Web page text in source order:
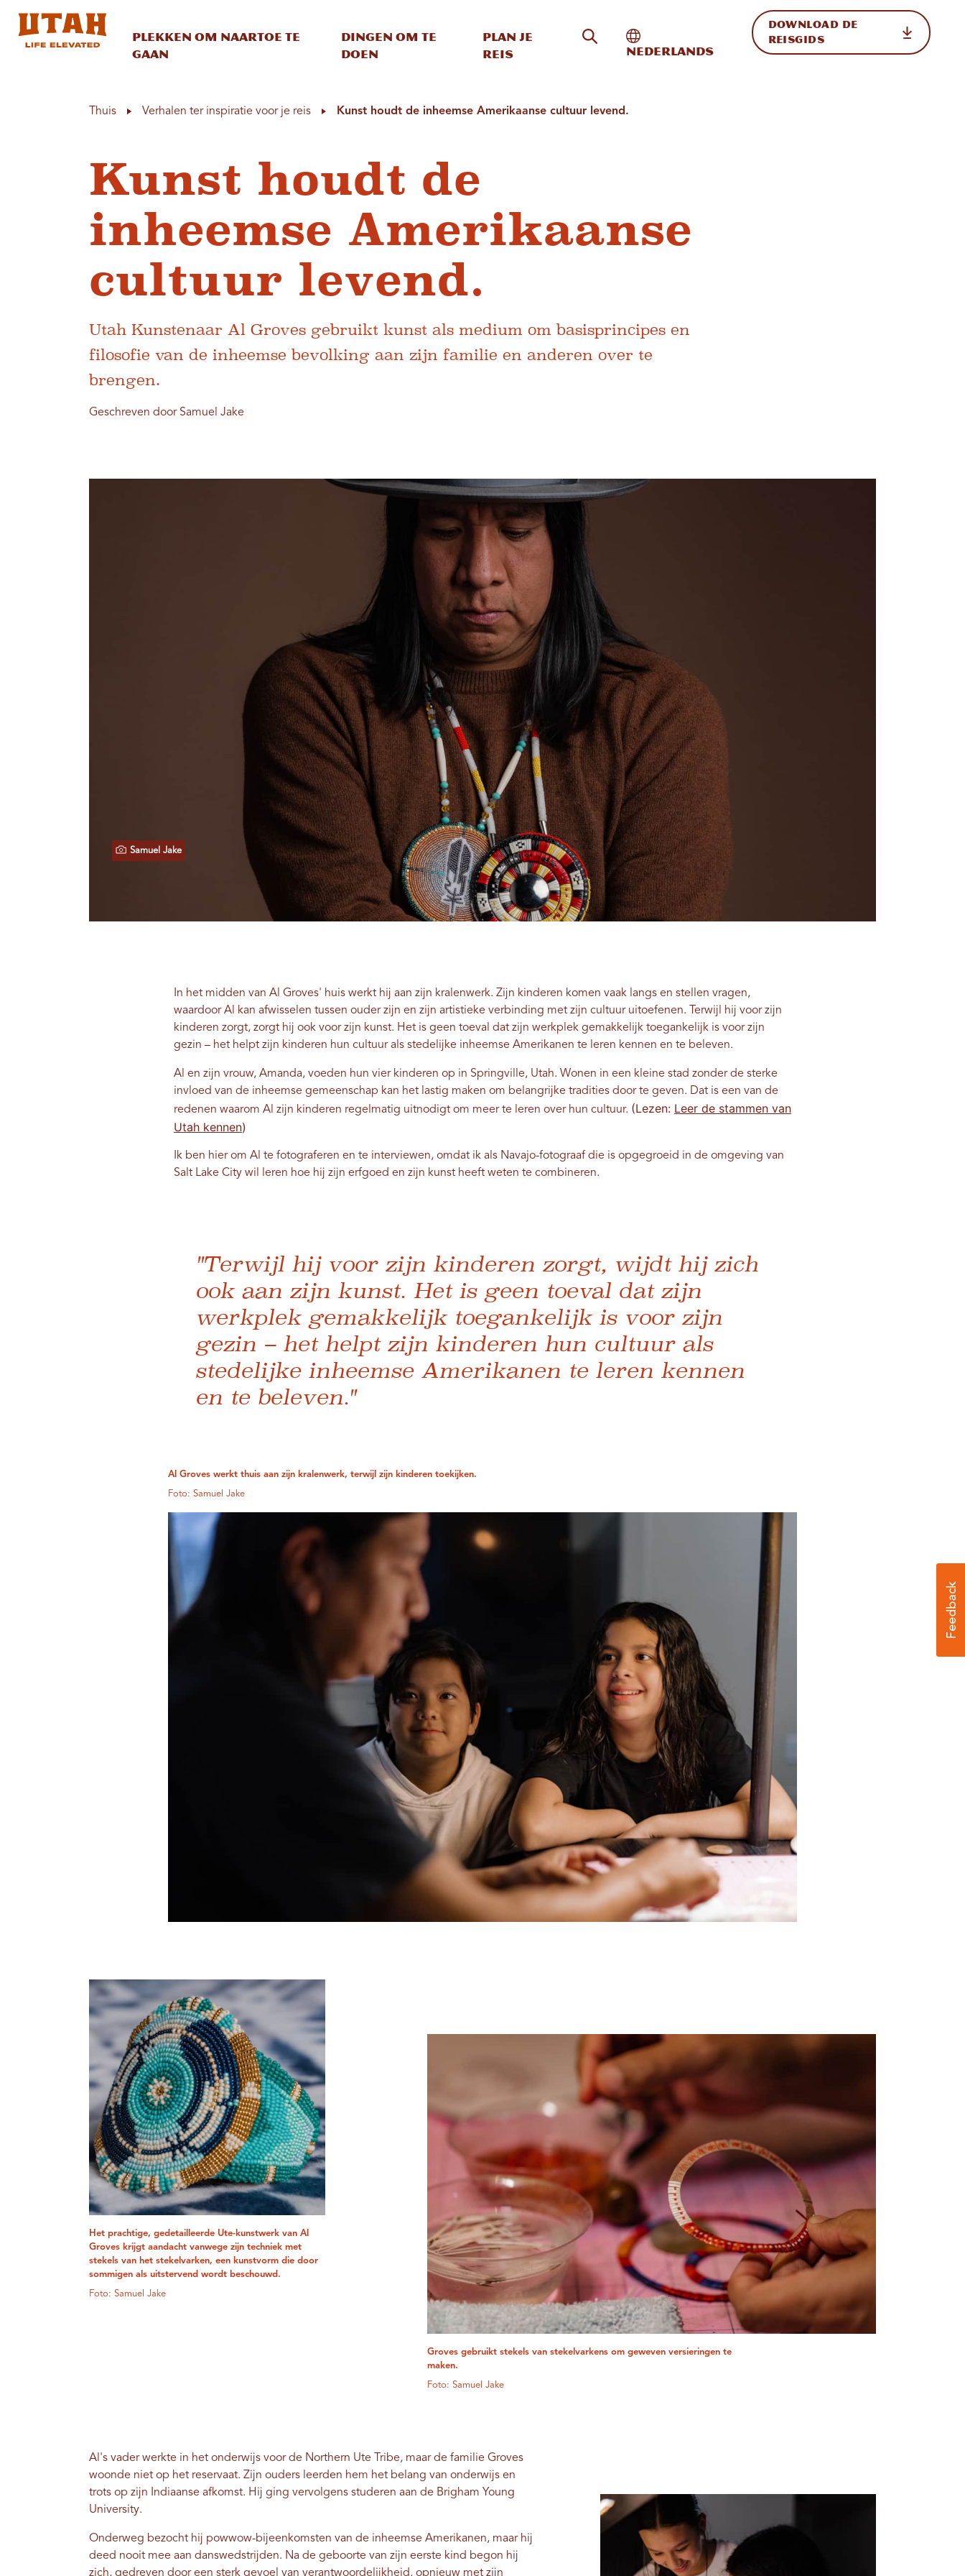
Plekken om naartoe te
gaan
Dingen om te
doen
Plan je
reis
Zoeken op de site
Internationale weergave in-/uitschakelen
Nederlands
DOWNLOAD DE
REISGIDS
Thuis Verhalen ter inspiratie voor je reis Kunst houdt de inheemse Amerikaanse cultuur levend.
Kunst houdt de
inheemse Amerikaanse
cultuur levend.
Utah Kunstenaar Al Groves gebruikt kunst als medium om basisprincipes en
filosofie van de inheemse bevolking aan zijn familie en anderen over te
brengen.
Geschreven door Samuel Jake
Samuel Jake
In het midden van Al Groves' huis werkt hij aan zijn kralenwerk. Zijn kinderen komen vaak langs en stellen vragen,
waardoor Al kan afwisselen tussen ouder zijn en zijn artistieke verbinding met zijn cultuur uitoefenen. Terwijl hij voor zijn
kinderen zorgt, zorgt hij ook voor zijn kunst. Het is geen toeval dat zijn werkplek gemakkelijk toegankelijk is voor zijn
gezin – het helpt zijn kinderen hun cultuur als stedelijke inheemse Amerikanen te leren kennen en te beleven.
Al en zijn vrouw, Amanda, voeden hun vier kinderen op in Springville, Utah. Wonen in een kleine stad zonder de sterke
invloed van de inheemse gemeenschap kan het lastig maken om belangrijke tradities door te geven. Dat is een van de
redenen waarom Al zijn kinderen regelmatig uitnodigt om meer te leren over hun cultuur. (Lezen: Leer de stammen van
Utah kennen)
Ik ben hier om Al te fotograferen en te interviewen, omdat ik als Navajo-fotograaf die is opgegroeid in de omgeving van
Salt Lake City wil leren hoe hij zijn erfgoed en zijn kunst heeft weten te combineren.
"Terwijl hij voor zijn kinderen zorgt, wijdt hij zich
ook aan zijn kunst. Het is geen toeval dat zijn
werkplek gemakkelijk toegankelijk is voor zijn
gezin – het helpt zijn kinderen hun cultuur als
stedelijke inheemse Amerikanen te leren kennen
en te beleven."
Al Groves werkt thuis aan zijn kralenwerk, terwijl zijn kinderen toekijken.
Foto: Samuel Jake
Het prachtige, gedetailleerde Ute-kunstwerk van Al
Groves krijgt aandacht vanwege zijn techniek met
stekels van het stekelvarken, een kunstvorm die door
sommigen als uitstervend wordt beschouwd.
Foto: Samuel Jake
Groves gebruikt stekels van stekelvarkens om geweven versieringen te
maken.
Foto: Samuel Jake
Al's vader werkte in het onderwijs voor de Northern Ute Tribe, maar de familie Groves
woonde niet op het reservaat. Zijn ouders leerden hem het belang van onderwijs en
trots op zijn Indiaanse afkomst. Hij ging vervolgens studeren aan de Brigham Young
University.
Onderweg bezocht hij powwow-bijeenkomsten van de inheemse Amerikanen, maar hij
deed nooit mee aan danswedstrijden. Na de geboorte van zijn eerste kind begon hij
zich, gedreven door een sterk gevoel van verantwoordelijkheid, opnieuw met zijn